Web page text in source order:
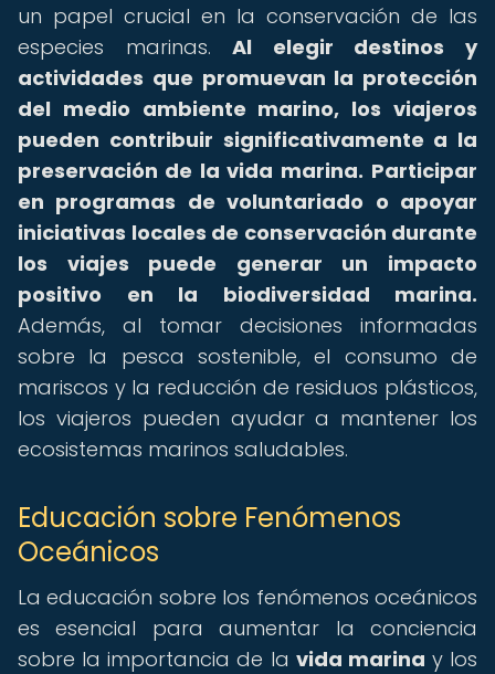
un papel crucial en la conservación de las
especies marinas.Al elegir destinos y
actividades que promuevan la protección
del medio ambiente marino, los viajeros
pueden contribuir significativamente a la
preservación de la vida marina. Participar
en programas de voluntariado o apoyar
iniciativas locales de conservación durante
los viajes puede generar un impacto
positivo en la biodiversidad marina.
Además, al tomar decisiones informadas
sobre la pesca sostenible, el consumo de
mariscos y la reducción de residuos plásticos,
los viajeros pueden ayudar a mantener los
ecosistemas marinos saludables.
Educación sobre Fenómenos
Oceánicos
La educación sobre los fenómenos oceánicos
es esencial para aumentar la conciencia
sobre la importancia de la vida marina y los